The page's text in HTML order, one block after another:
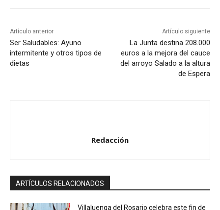
Artículo anterior
Ser Saludables: Ayuno
intermitente y otros tipos de
dietas
Artículo siguiente
La Junta destina 208.000
euros a la mejora del cauce
del arroyo Salado a la altura
de Espera
Redacción
ARTÍCULOS RELACIONADOS
Villaluenga del Rosario celebra este fin de